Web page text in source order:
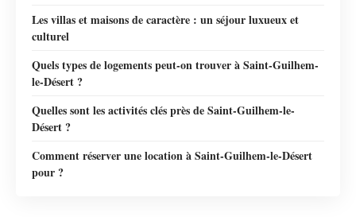
Les villas et maisons de caractère : un séjour luxueux et
culturel
Quels types de logements peut-on trouver à Saint-Guilhem-
le-Désert ?
Quelles sont les activités clés près de Saint-Guilhem-le-
Désert ?
Comment réserver une location à Saint-Guilhem-le-Désert
pour ?